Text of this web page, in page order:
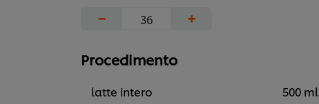
−
+
Procedimento
latte intero
500 ml